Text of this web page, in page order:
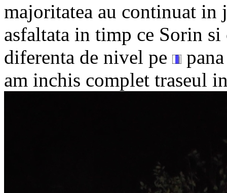
majoritatea au continuat in
asfaltata in timp ce Sorin
diferenta de nivel pe
am inchis complet traseul